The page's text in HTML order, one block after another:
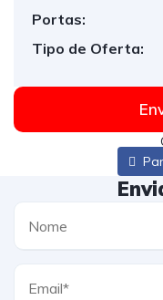
Portas:
Tipo de Oferta: